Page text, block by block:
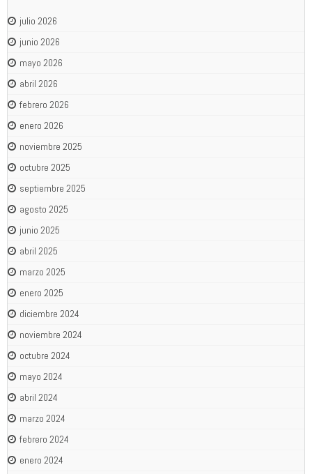
julio 2026
junio 2026
mayo 2026
abril 2026
febrero 2026
enero 2026
noviembre 2025
octubre 2025
septiembre 2025
agosto 2025
junio 2025
abril 2025
marzo 2025
enero 2025
diciembre 2024
noviembre 2024
octubre 2024
mayo 2024
abril 2024
marzo 2024
febrero 2024
enero 2024